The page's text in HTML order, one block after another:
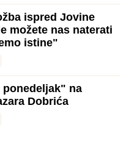
ispred Jovine
možete nas naterati
istine"
na
Dobrića